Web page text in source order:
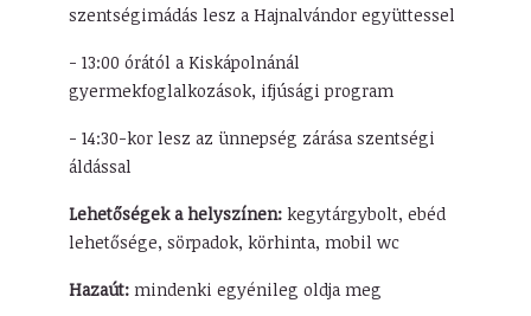
szentségimádás lesz a Hajnalvándor együttessel
- 13:00 órától a Kiskápolnánál
gyermekfoglalkozások, ifjúsági program
- 14:30-kor lesz az ünnepség zárása szentségi
áldással
Lehetőségek a helyszínen: kegytárgybolt, ebéd
lehetősége, sörpadok, körhinta, mobil wc
Hazaút:mindenki egyénileg oldja meg